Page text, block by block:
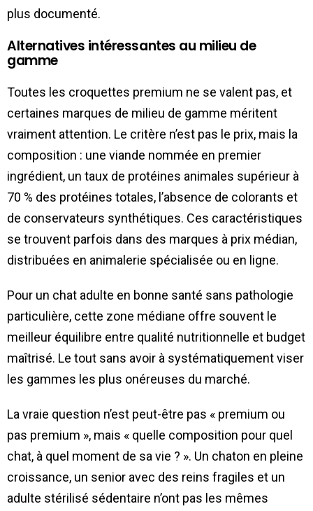
plus documenté.
Alternatives intéressantes au milieu de
gamme
Toutes les croquettes premium ne se valent pas, et
certaines marques de milieu de gamme méritent
vraiment attention. Le critère n’est pas le prix, mais la
composition : une viande nommée en premier
ingrédient, un taux de protéines animales supérieur à
70 % des protéines totales, l’absence de colorants et
de conservateurs synthétiques. Ces caractéristiques
se trouvent parfois dans des marques à prix médian,
distribuées en animalerie spécialisée ou en ligne.
Pour un chat adulte en bonne santé sans pathologie
particulière, cette zone médiane offre souvent le
meilleur équilibre entre qualité nutritionnelle et budget
maîtrisé. Le tout sans avoir à systématiquement viser
les gammes les plus onéreuses du marché.
La vraie question n’est peut-être pas « premium ou
pas premium », mais « quelle composition pour quel
chat, à quel moment de sa vie ? ». Un chaton en pleine
croissance, un senior avec des reins fragiles et un
adulte stérilisé sédentaire n’ont pas les mêmes